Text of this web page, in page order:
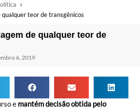
teor de transgênicos
de qualquer teor de
6, 2019
e mantém decisão obtida pelo